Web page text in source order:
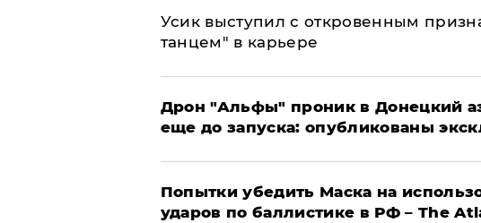
Усик выступил с откровенным
танцем" в карьере
Дрон "Альфы" проник в Донецкий
еще до запуска: опубликованы
Попытки убедить Маска на
ударов по баллистике в РФ – The